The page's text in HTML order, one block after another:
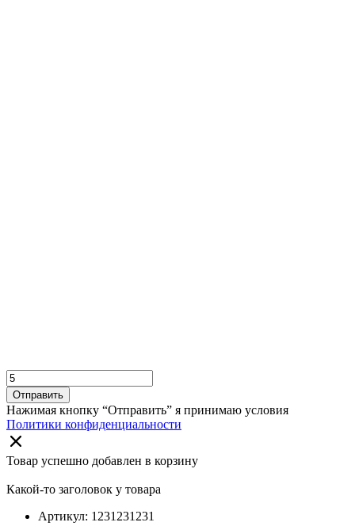
Отправить
Нажимая кнопку “Отправить” я принимаю условия
Политики конфиденциальности
Товар успешно добавлен в корзину
Какой-то заголовок у товара
Артикул: 1231231231